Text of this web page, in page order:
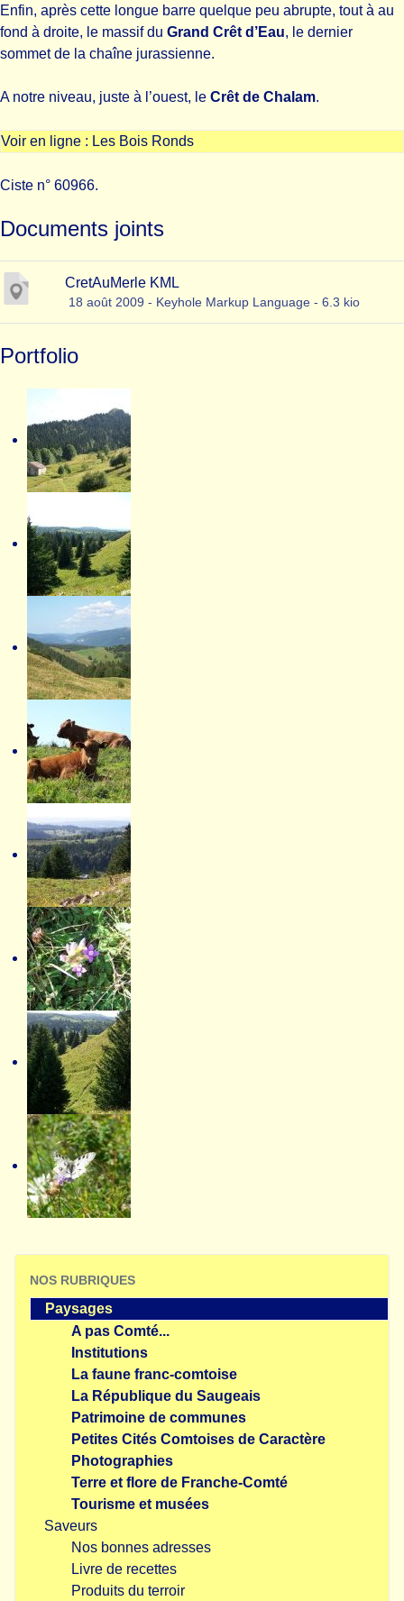
Enfin, après cette longue barre quelque peu abrupte, tout à au
fond à droite, le massif du Grand Crêt d’Eau, le dernier
sommet de la chaîne jurassienne.
A notre niveau, juste à l’ouest, le Crêt de Chalam.
Voir en ligne : Les Bois Ronds
Ciste n° 60966.
Documents joints
CretAuMerle KML
18 août 2009 - Keyhole Markup Language - 6.3 kio
Portfolio
NOS RUBRIQUES
Paysages
A pas Comté...
Institutions
La faune franc-comtoise
La République du Saugeais
Patrimoine de communes
Petites Cités Comtoises de Caractère
Photographies
Terre et flore de Franche-Comté
Tourisme et musées
Saveurs
Nos bonnes adresses
Livre de recettes
Produits du terroir